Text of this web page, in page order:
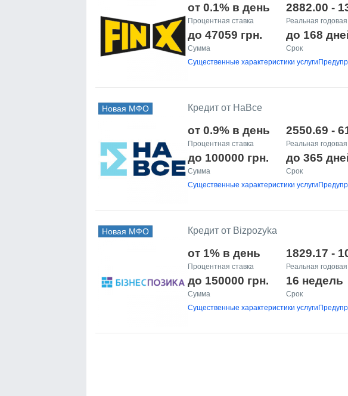
от 0.1% в день
Процентная ставка
2882.00 -
Реальная
до 47059 грн.
Сумма
до 168
Срок
Существенные характеристики услуги
Новая МФО Кредит от НаВсе
от 0.9% в день
Процентная ставка
2550.69 -
Реальная
до 100000 грн.
Сумма
до 365
Срок
Существенные характеристики услуги
Новая МФО Кредит от Bizpozyka
от 1% в день
Процентная ставка
1829.17 -
Реальная
до 150000 грн.
Сумма
16 недель
Срок
Существенные характеристики услуги